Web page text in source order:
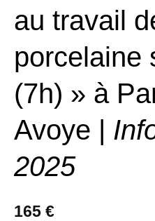
au travail
porcelaine
(7h) » à
Avoye |
2025
165 €